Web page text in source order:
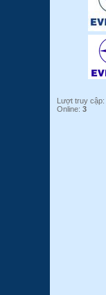
Lượt truy cập:
Online: 3